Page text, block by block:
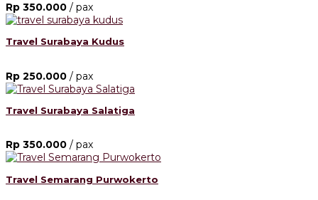
Rp 350.000 / pax
Travel Surabaya Kudus
Rp 250.000 / pax
Travel Surabaya Salatiga
Rp 350.000 / pax
Travel Semarang Purwokerto